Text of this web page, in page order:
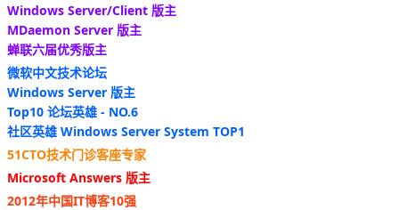
Windows Server/Client 版主
MDaemon Server 版主
蝉联六届优秀版主
微软中文技术论坛
Windows Server 版主
Top10 论坛英雄 - NO.6
社区英雄 Windows Server System TOP1
51CTO技术门诊客座专家
Microsoft Answers 版主
2012年中国IT博客10强